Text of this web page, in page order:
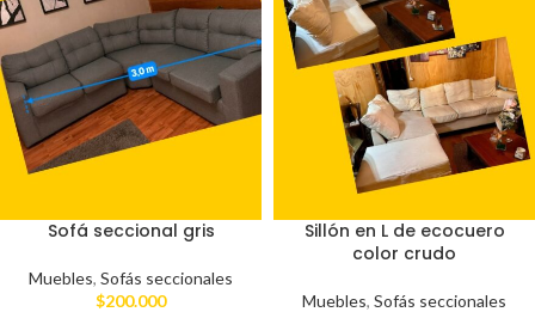
Sofá seccional gris
Muebles, Sofás seccionales
$200.000
Sillón en L de ecocuero
color crudo
Muebles, Sofás seccionales